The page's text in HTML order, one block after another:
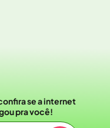
se a internet
pra você!